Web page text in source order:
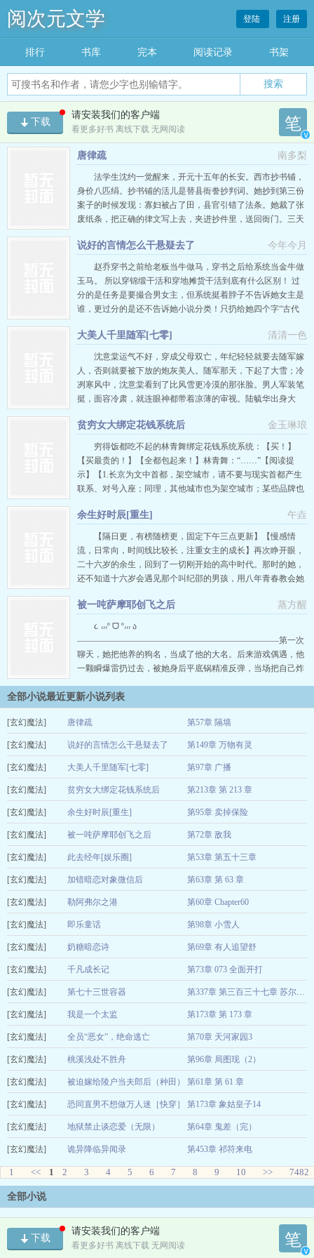
阅次元文学
搜索
登陆 注册
排行 书库 完本 阅读记录 书架
下载
请安装我们的客户端
看更多好书 离线下载 无网阅读 笔
v
南多梨
唐律疏
法学生沈约一觉醒来，开元十五年的长安。西市抄书铺，
身价八匹绢。抄书铺的活儿是替县衙誊抄判词。她抄到第三份
案子的时候发现：寡妇被占了田，县官引错了法条。她裁了张
废纸条，把正确的律文写上去，夹进抄件里，送回衙门。三天
视一条引对了法条的注释她继续写。废纸条越攒越多。大理寺
有个七品寺丞顺着这些纸条追了三个月，推门进来，把三卷没
人敢碰的积案放在她桌上。…
今年今月
说好的言情怎么干悬疑去了
赵乔穿书之前给老板当牛做马，穿书之后给系统当金牛做
玉马。 所以穿锦缎干活和穿地摊货干活到底有什么区别！ 过
分的是任务是要撮合男女主，但系统挺着脖子不告诉她女主是
谁，更过分的是还不告诉她小说分类！只扔给她四个字“古代
了吗！？ 被扔到偷情现场还不给剧情的赵乔二话不说，在商城
里兑换了毒药就往嘴里灌。 来来来，一起毁灭，都别活！ 系
统求爷爷告奶奶的…
清清一色
大美人千里随军[七零]
沈意棠运气不好，穿成父母双亡，年纪轻轻就要去随军嫁
人，否则就要被下放的炮灰美人。随军那天，下起了大雪；冷
冽寒风中，沈意棠看到了比风雪更冷漠的那张脸。男人军装笔
挺，面容冷肃，就连眼神都带着凉薄的审视。陆毓华出身大
子手里救出了沈意棠，风雪漫天中，他看到小姑娘笑容明媚的
伸出手：“陆同志，我们打结婚报告吧。”乌发红唇、肤如凝脂
的小姑娘竟然不嫁侄子，要…
金玉琳琅
贫穷女大绑定花钱系统后
穷得饭都吃不起的林青舞绑定花钱系统系统：【买！】
【买最贵的！】【全都包起来！】林青舞：“……”【阅读提
示】【1.长京为文中首都，架空城市，请不要与现实首都产生
联系、对号入座；同理，其他城市也为架空城市；某些品牌也
长京科技大学为重点985，但与现实中的科技大学并无任何联
系】【3.文中时代背景设定为2018年，但文中商品价格基本参
考25年】 …
午垚
余生好时辰[重生]
【隔日更，有榜随榜更，固定下午三点更新】【慢感情
流，日常向，时间线比较长，注重女主的成长】再次睁开眼，
二十六岁的余生，回到了一切刚开始的高中时代。那时的她，
还不知道十六岁会遇见那个叫纪邵的男孩，用八年青春教会她
她的是冰冷的缴费单和一句“累了”。而时辰，那个连白大褂都
还没穿稳的实习医生，却握住了她颤抖的手。“别怕，”他
蒸方醒
被一吨萨摩耶创飞之后
૮ ៸៸៸º ᗜ º៸៸៸ ა
————————————————————————第一次
聊天，她把他养的狗名，当成了他的大名。后来游戏偶遇，他
一颗瞬爆雷扔过去，被她身后平底锅精准反弹，当场把自己炸
下一秒就收获主播生涯首次封号大礼包。 她匿名当了他房管，
直播间天天互怼到飞起，嘴上谁也不让谁，私下却忍不住关心
他的感冒。消息发出去，只等来他冷淡疏离的…
全部小说最近更新小说列表
[玄幻魔法] 唐律疏 第57章 隔墙
南多梨
[玄幻魔法] 说好的言情怎么干悬疑去了 第149章 万物有灵
今年今月
[玄幻魔法] 大美人千里随军[七零] 第97章 广播
清清一色
[玄幻魔法] 贫穷女大绑定花钱系统后 第213章 第 213 章
金玉琳琅
[玄幻魔法] 余生好时辰[重生] 第95章 卖掉保险
午垚
[玄幻魔法] 被一吨萨摩耶创飞之后 第72章 敌我
蒸方醒
[玄幻魔法] 此去经年[娱乐圈] 第53章 第五十三章
九晴
[玄幻魔法] 加错暗恋对象微信后 第63章 第 63 章
星霜鲤
[玄幻魔法] 勒阿弗尔之港 第60章 Chapter60
小草杞
[玄幻魔法] 即乐童话 第98章 小雪人
随心不改
[玄幻魔法] 奶糖暗恋诗 第69章 有人追望舒
雨痕留
[玄幻魔法] 千凡成长记 第73章 073 全面开打
灰灰红 2026-08-09
[玄幻魔法] 第七十三世容器 第337章 第三百三十七章 苏尔的挣扎
墨海幻行
[玄幻魔法] 我是一个太监 第173章 第 173 章
骑着蜗牛吃西瓜
[玄幻魔法] 全员“恶女”，绝命逃亡 第70章 天河家园3
凇屿秋辞
[玄幻魔法] 桃溪浅处不胜舟 第96章 局图现（2）
月背
[玄幻魔法] 被迫嫁给陵户当夫郎后（种田） 第61章 第 61 章
半月星
[玄幻魔法] 恐同直男不想做万人迷［快穿］ 第173章 象姑皇子14
林间风过
[玄幻魔法] 地狱禁止谈恋爱（无限） 第64章 鬼差（完）
莫寻秋野
[玄幻魔法] 诡异降临异闻录 第453章 祁符来电
阿卡夏之虫 2026-08-09
1 << 1 2 3 4 5 6 7 8 9 10 >> 7482
全部小说
下载
请安装我们的客户端
看更多好书 离线下载 无网阅读 笔
v